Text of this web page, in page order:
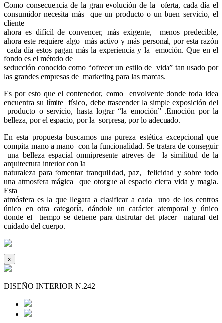
Como consecuencia de la gran evolución de la oferta, cada día el
consumidor necesita más que un producto o un buen servicio, el
cliente
ahora es difícil de convencer, más exigente, menos predecible,
ahora este requiere algo más activo y más personal, por esta razón
cada día estos pagan más la experiencia y la emoción. Que en el
fondo es el método de
seducción conocido como “ofrecer un estilo de vida” tan usado por
las grandes empresas de marketing para las marcas.
Es por esto que el contenedor, como envolvente donde toda idea
encuentra su límite físico, debe trascender la simple exposición del
producto o servicio, hasta lograr “la emoción” .Emoción por la
belleza, por el espacio, por la sorpresa, por lo adecuado.
En esta propuesta buscamos una pureza estética excepcional que
compita mano a mano con la funcionalidad. Se tratara de conseguir
una belleza espacial omnipresente atreves de la similitud de la
arquitectura interior con la
naturaleza para fomentar tranquilidad, paz, felicidad y sobre todo
una atmosfera mágica que otorgue al espacio cierta vida y magia.
Esta
atmósfera es la que llegara a clasificar a cada uno de los centros
único en otra categoría, dándole un carácter atemporal y único
donde el tiempo se detiene para disfrutar del placer natural del
cuidado del cuerpo.
x
DISEÑO INTERIOR N.242